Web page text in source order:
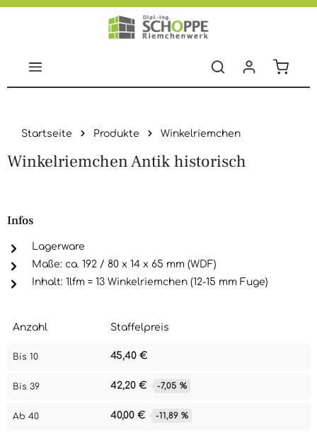
Zum Hauptinhalt springen
Startseite Produkte Winkelriemchen
Winkelriemchen Antik historisch
Infos
Lagerware
Maße: ca. 192 / 80 x 14 x 65 mm (WDF)
Inhalt: 1lfm = 13 Winkelriemchen (12-15 mm Fuge)
Anzahl Staffelpreis
Bis 10 45,40 €
Bis 39 42,20 € -7,05 %
Ab 40 40,00 € -11,89 %